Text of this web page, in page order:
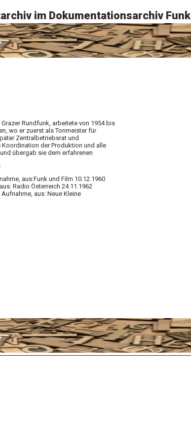
im Dokumentationsarchiv Funk
Rundfunk, arbeitete von 1954 bis
wo er zuerst als Tonmeister für
Zentralbetriebsrat und
der Produktion und alle
übergab sie dem erfahrenen
aus:Funk und Film 10.12.1960
Radio Österreich 24.11.1962
aus: Neue Kleine